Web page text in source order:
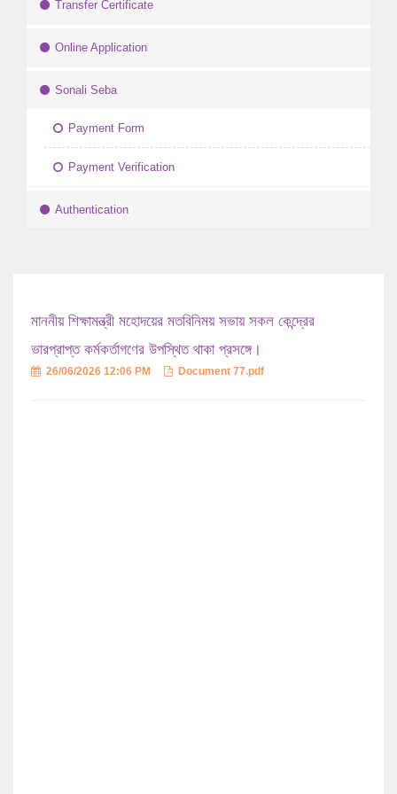
Transfer Certificate
Online Application
Sonali Seba
Payment Form
Payment Verification
Authentication
মাননীয় শিক্ষামন্ত্রী মহোদয়ের মতবিনিময় সভায় সকল কেন্দ্রের
ভারপ্রাপ্ত কর্মকর্তাগণের উপস্থিত থাকা প্রসঙ্গে।
26/06/2026 12:06 PM Document 77.pdf